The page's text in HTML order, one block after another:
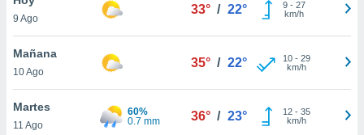
en
más
nuestra
9 Ago
33° / 22° 9- 27
km/h
Mañana
10 Ago
35° / 22° 10- 29
km/h
Martes
11 Ago
60%
0.7 mm
36° / 23° 12- 35
km/h